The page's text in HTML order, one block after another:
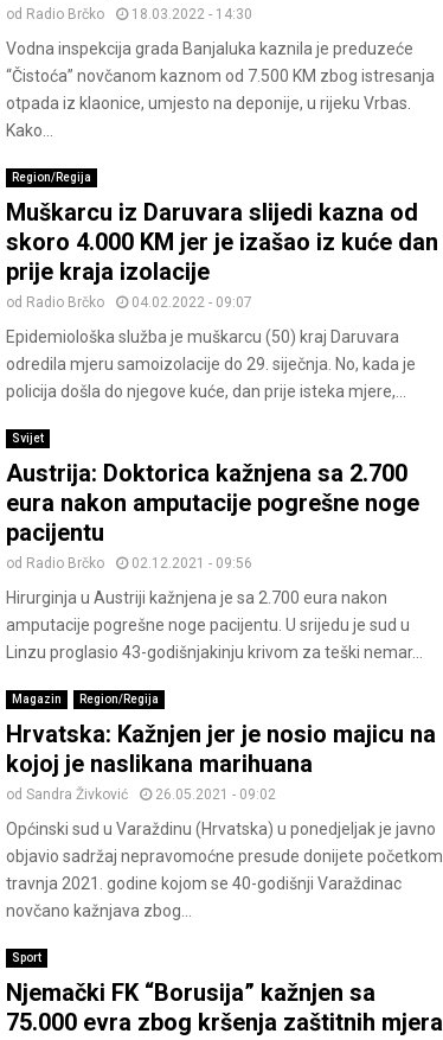
od Radio Brčko 18.03.2022 - 14:30
Vodna inspekcija grada Banjaluka kaznila je preduzeće
“Čistoća” novčanom kaznom od 7.500 KM zbog istresanja
otpada iz klaonice, umjesto na deponije, u rijeku Vrbas.
Kako...
Region/Regija
Muškarcu iz Daruvara slijedi kazna od
skoro 4.000 KM jer je izašao iz kuće dan
prije kraja izolacije
od Radio Brčko 04.02.2022 - 09:07
Epidemiološka služba je muškarcu (50) kraj Daruvara
odredila mjeru samoizolacije do 29. siječnja. No, kada je
policija došla do njegove kuće, dan prije isteka mjere,...
Svijet
Austrija: Doktorica kažnjena sa 2.700
eura nakon amputacije pogrešne noge
pacijentu
od Radio Brčko 02.12.2021 - 09:56
Hirurginja u Austriji kažnjena je sa 2.700 eura nakon
amputacije pogrešne noge pacijentu. U srijedu je sud u
Linzu proglasio 43-godišnjakinju krivom za teški nemar...
Magazin Region/Regija
Hrvatska: Kažnjen jer je nosio majicu na
kojoj je naslikana marihuana
od Sandra Živković 26.05.2021 - 09:02
Općinski sud u Varaždinu (Hrvatska) u ponedjeljak je javno
objavio sadržaj nepravomoćne presude donijete početkom
travnja 2021. godine kojom se 40-godišnji Varaždinac
novčano kažnjava zbog...
Sport
Njemački FK “Borusija” kažnjen sa
75.000 evra zbog kršenja zaštitnih mjera